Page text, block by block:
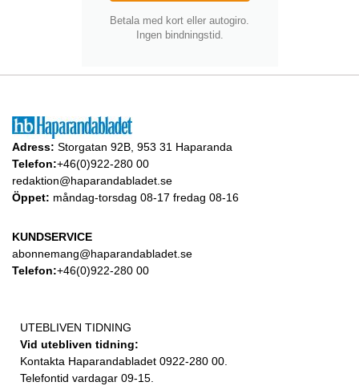
Betala med kort eller autogiro.
Ingen bindningstid.
Adress: Storgatan 92B, 953 31 Haparanda
Telefon:+46(0)922-280 00
redaktion@haparandabladet.se
Öppet: måndag-torsdag 08-17 fredag 08-16
KUNDSERVICE
abonnemang@haparandabladet.se
Telefon:+46(0)922-280 00
UTEBLIVEN TIDNING
Vid utebliven tidning:
Kontakta Haparandabladet 0922-280 00.
Telefontid vardagar 09-15.